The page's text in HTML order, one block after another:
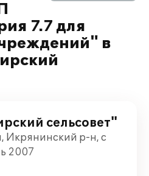
7.7 для
в
сельсовет"
Икрянинский р-н, с
2007